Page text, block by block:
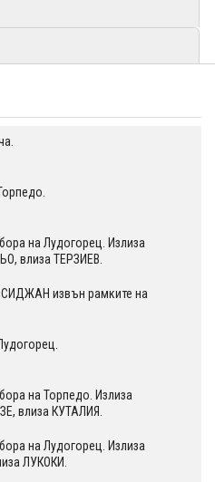
на Лудогорец. Излиза
влиза ТЕРЗИЕВ.
извън рамките на
на Торпедо. Излиза
влиза КУТАЛИЯ.
на Лудогорец. Излиза
ЛУКОКИ.